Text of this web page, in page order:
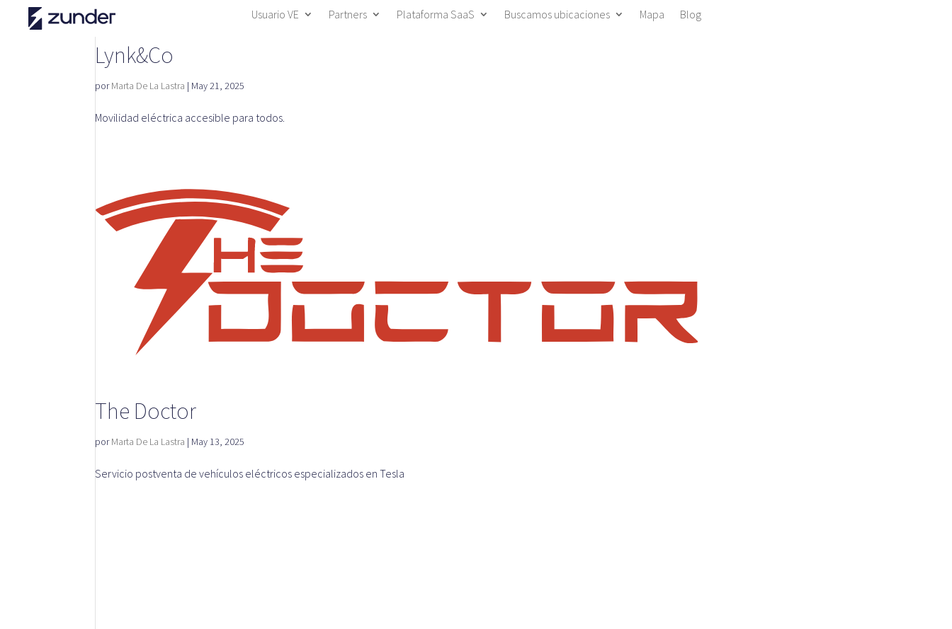
Usuario VE Partners Plataforma SaaS Buscamos ubicaciones Mapa Blog
Lynk&Co
porMarta De La Lastra | May 21, 2025
Movilidad eléctrica accesible para todos.
The Doctor
porMarta De La Lastra | May 13, 2025
Servicio postventa de vehículos eléctricos especializados en Tesla